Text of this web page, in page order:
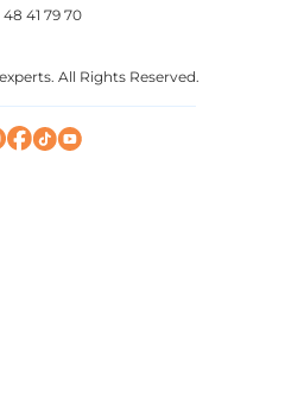
48 41 79 70
All Rights Reserved.